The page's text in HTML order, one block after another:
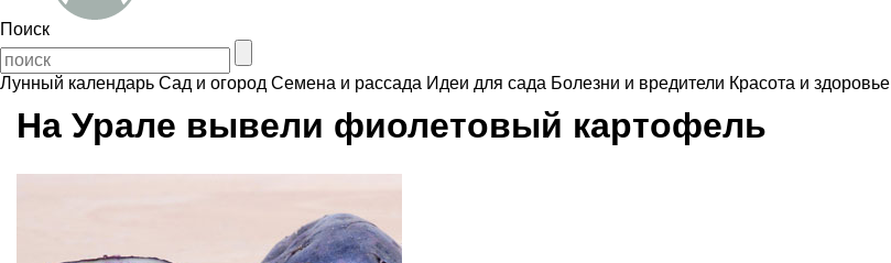
Поиск
Лунный календарь Сад и огород Семена и рассада Идеи для сада Болезни и вредители Красота и здоровье
На Урале вывели фиолетовый картофель